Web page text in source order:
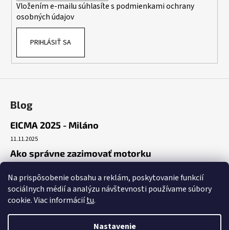
Na prispôsobenie obsahu a reklám, poskytovanie funkcií
sociálnych médií a analýzu návštevnosti používame súbory
cookie. Viac informáciítu.
Nastavenie
Vložením e-mailu súhlasíte s podmienkami ochrany
osobných údajov
PRIHLÁSIŤ SA
Blog
EICMA 2025 - Miláno
11.11.2025
Ako správne zazimovať motorku
Začiatok cesty
19.10.2025